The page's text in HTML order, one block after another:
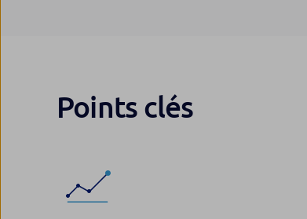
Points clés